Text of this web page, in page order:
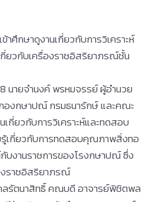
ศึกษาดูงานเกี่ยวกับการวิเคราะห์
วกับเครื่องราชอิสริยาภรณ์ชั้น
นายจำนงค์ พรหมจรรย์ ผู้อำนวย
งกษาปณ์ กรมธนารักษ์ และคณะ
เกี่ยวกับการวิเคราะห์และทดสอบ
เกี่ยวกับการทดสอบคุณภาพสิ่งทอ
กับงานราชการของโรงกษาปณ์ ซึ่ง
ราชอิสริยาภรณ์
ลรัตนาสิทธิ์ คณบดี อาจารย์พิชิตพล